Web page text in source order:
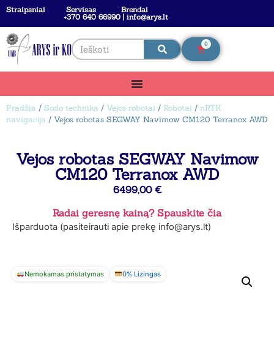
Straipsniai Servisas
Brendai
+370 640 66990 | info@arys.lt
0
Pradžia / Sodo technika / Vejos robotai / Robotai / nRTK
navigacija / Vejos robotas SEGWAY Navimow CM120 Terranox AWD
Vejos robotas SEGWAY Navimow
CM120 Terranox AWD
6499,00 €
Radai geresnę kainą? Spauskite čia
Išparduota (pasiteirauti apie prekę info@arys.lt)
Nemokamas pristatymas 0% Lizingas